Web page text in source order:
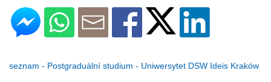
seznam - Postgraduální studium - Uniwersytet DSW Ideis Kraków